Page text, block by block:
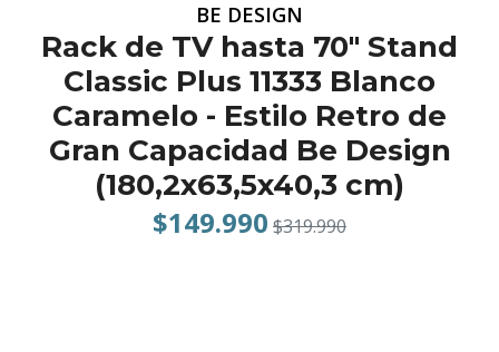
BE DESIGN
Rack de TV hasta 70" Stand
Classic Plus 11333 Blanco
Caramelo - Estilo Retro de
Gran Capacidad Be Design
(180,2x63,5x40,3 cm)
$149.990 $319.990